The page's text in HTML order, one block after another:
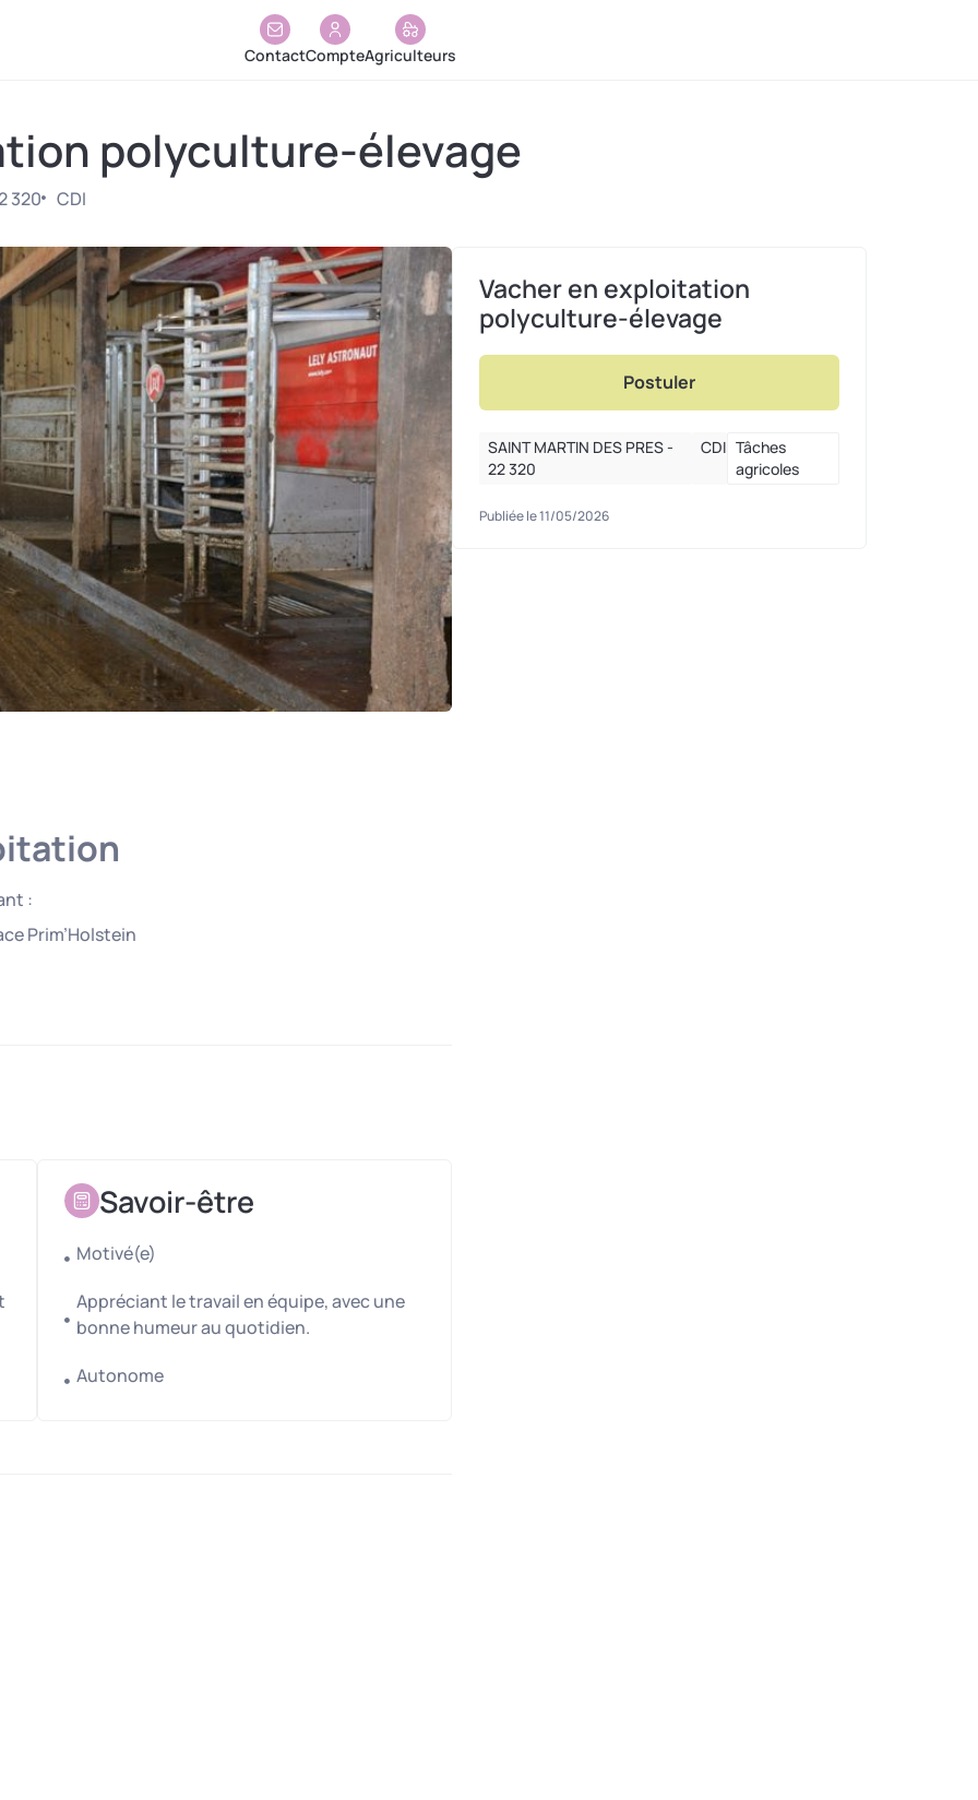
ContactCompteAgriculteurs
polyculture-élevage
320 CDI
:
Prim’Holstein
en renfort sur la ferme afin de compléter l’équipe
agricoles est appréciée.
cuisine.
Savoir-être
Motivé(e)
Appréciant le travail en équipe, avec une
bonne humeur au quotidien.
Autonome
Vacher en exploitation
polyculture-élevage
Postuler
SAINT MARTIN DES PRES -
22 320
CDI Tâches
agricoles
Publiée le 11/05/2026